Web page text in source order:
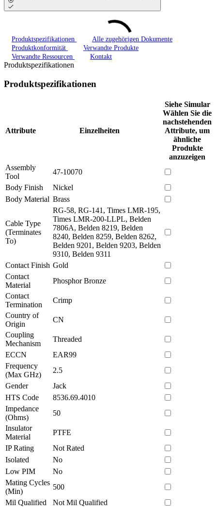
Produktspezifikationen
Alle zugehörigen Dokumente
Produktkonformität
Verwandte Produkte
Verwandte Ressourcen
Kontakt
Produktspezifikationen
Produktspezifikationen
Attribute Einzelheiten
Siehe Simular
Wählen Sie die
nachstehenden
Attribute, um
ähnliche
Produkte
anzuzeigen
Assembly
Tool
47-10070
Body Finish
Nickel
Body Material Brass
Cable Type
(Terminates
To)
RG-58, RG-141, Times LMR-195,
Times LMR-200-LLPL, Belden
7806A, Belden 8219, Belden
8240, Belden 8259, Belden 8262,
Belden 9201, Belden 9203, Belden
9310, Belden 9311
Contact Finish Gold
Contact
Material
Phosphor Bronze
Contact
Termination
Crimp
Country of
Origin
CN
Coupling
Mechanism
Threaded
ECCN
EAR99
Frequency
(Max GHz)
2.5
Gender
Jack
HTS Code
8536.69.4010
Impedance
(Ohms)
50
Insulator
Material
PTFE
IP Rating
Not Rated
Isolated
No
Low PIM
No
Mating Cycles
(Min)
500
Mil Qualified
Not Mil Qualified